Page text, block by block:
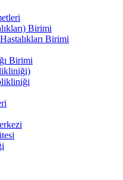
Birimi
Birimi
Birimi